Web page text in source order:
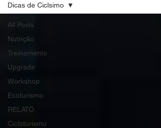
All Posts
Nutrição
Treinamento
Upgrade
Workshop
Ecoturismo
RELATO
Cicloturismo
Dicas de Ciclsimo